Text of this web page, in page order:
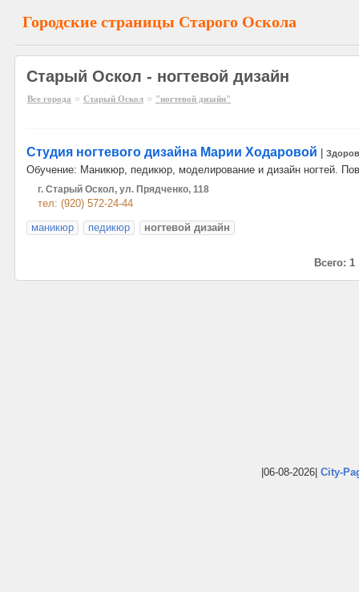
Городские страницы Старого Оскола
Старый Оскол - ногтевой дизайн
Все города » Старый Оскол » "ногтевой дизайн"
Студия ногтевого дизайна Марии Ходаровой
Обучение: Маникюр, педикюр, моделирование и дизайн ногтей.
г. Старый Оскол, ул. Прядченко, 118
тел: (920) 572-24-44
маникюр
педикюр ногтевой дизайн
Всего: 1
|06-08-2026| City-